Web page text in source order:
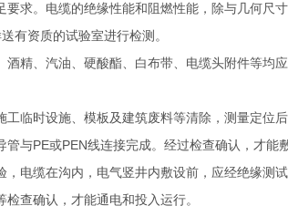
求。电缆的绝缘性能和阻燃性能，除与几何尺
有资质的试验室进行检测。
精、汽油、硬酸酯、白布带、电缆头附件等均应
临时设施、模板及建筑废料等清除，测量定位后
与PE或PEN线连接完成。经过检查确认，才能敷
电缆在沟内，电气竖井内敷设前，应经绝缘测试
查确认，才能通电和投入运行。